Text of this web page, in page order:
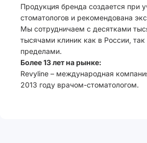
Продукция бренда создается при
стоматологов и рекомендована
Мы сотрудничаем с десятками
тысячами клиник как в России, так
пределами.
Более 13 лет на рынке:
Revyline – международная
2013 году врачом-стоматологом.